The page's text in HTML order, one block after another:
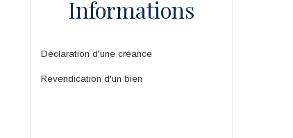
Informations
Déclaration d'une créance
Revendication d'un bien